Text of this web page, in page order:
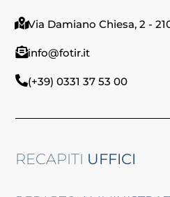
Via Damiano Chiesa, 2 -
info@fotir.it
(+39) 0331 37 53 00
RECAPITI UFFICI